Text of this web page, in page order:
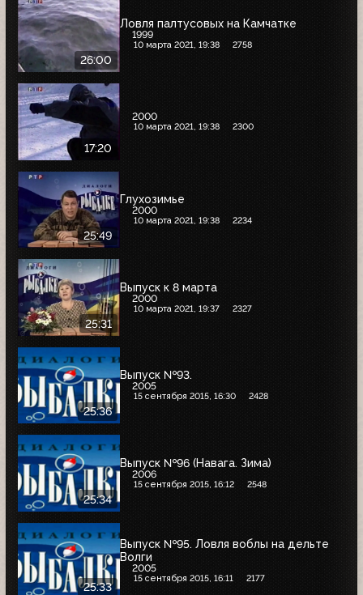
26:00
Ловля палтусовых на Камчатке
1999
10 марта 2021, 19:38 2758
17:20
2000
10 марта 2021, 19:38 2300
25:49
Глухозимье
2000
10 марта 2021, 19:38 2234
25:31
Выпуск к 8 марта
2000
10 марта 2021, 19:37 2327
25:36
Выпуск №93.
2005
15 сентября 2015, 16:30 2428
25:34
Выпуск №96 (Навага. Зима)
2006
15 сентября 2015, 16:12 2548
25:33
Выпуск №95. Ловля воблы на дельте
Волги
2005
15 сентября 2015, 16:11 2177